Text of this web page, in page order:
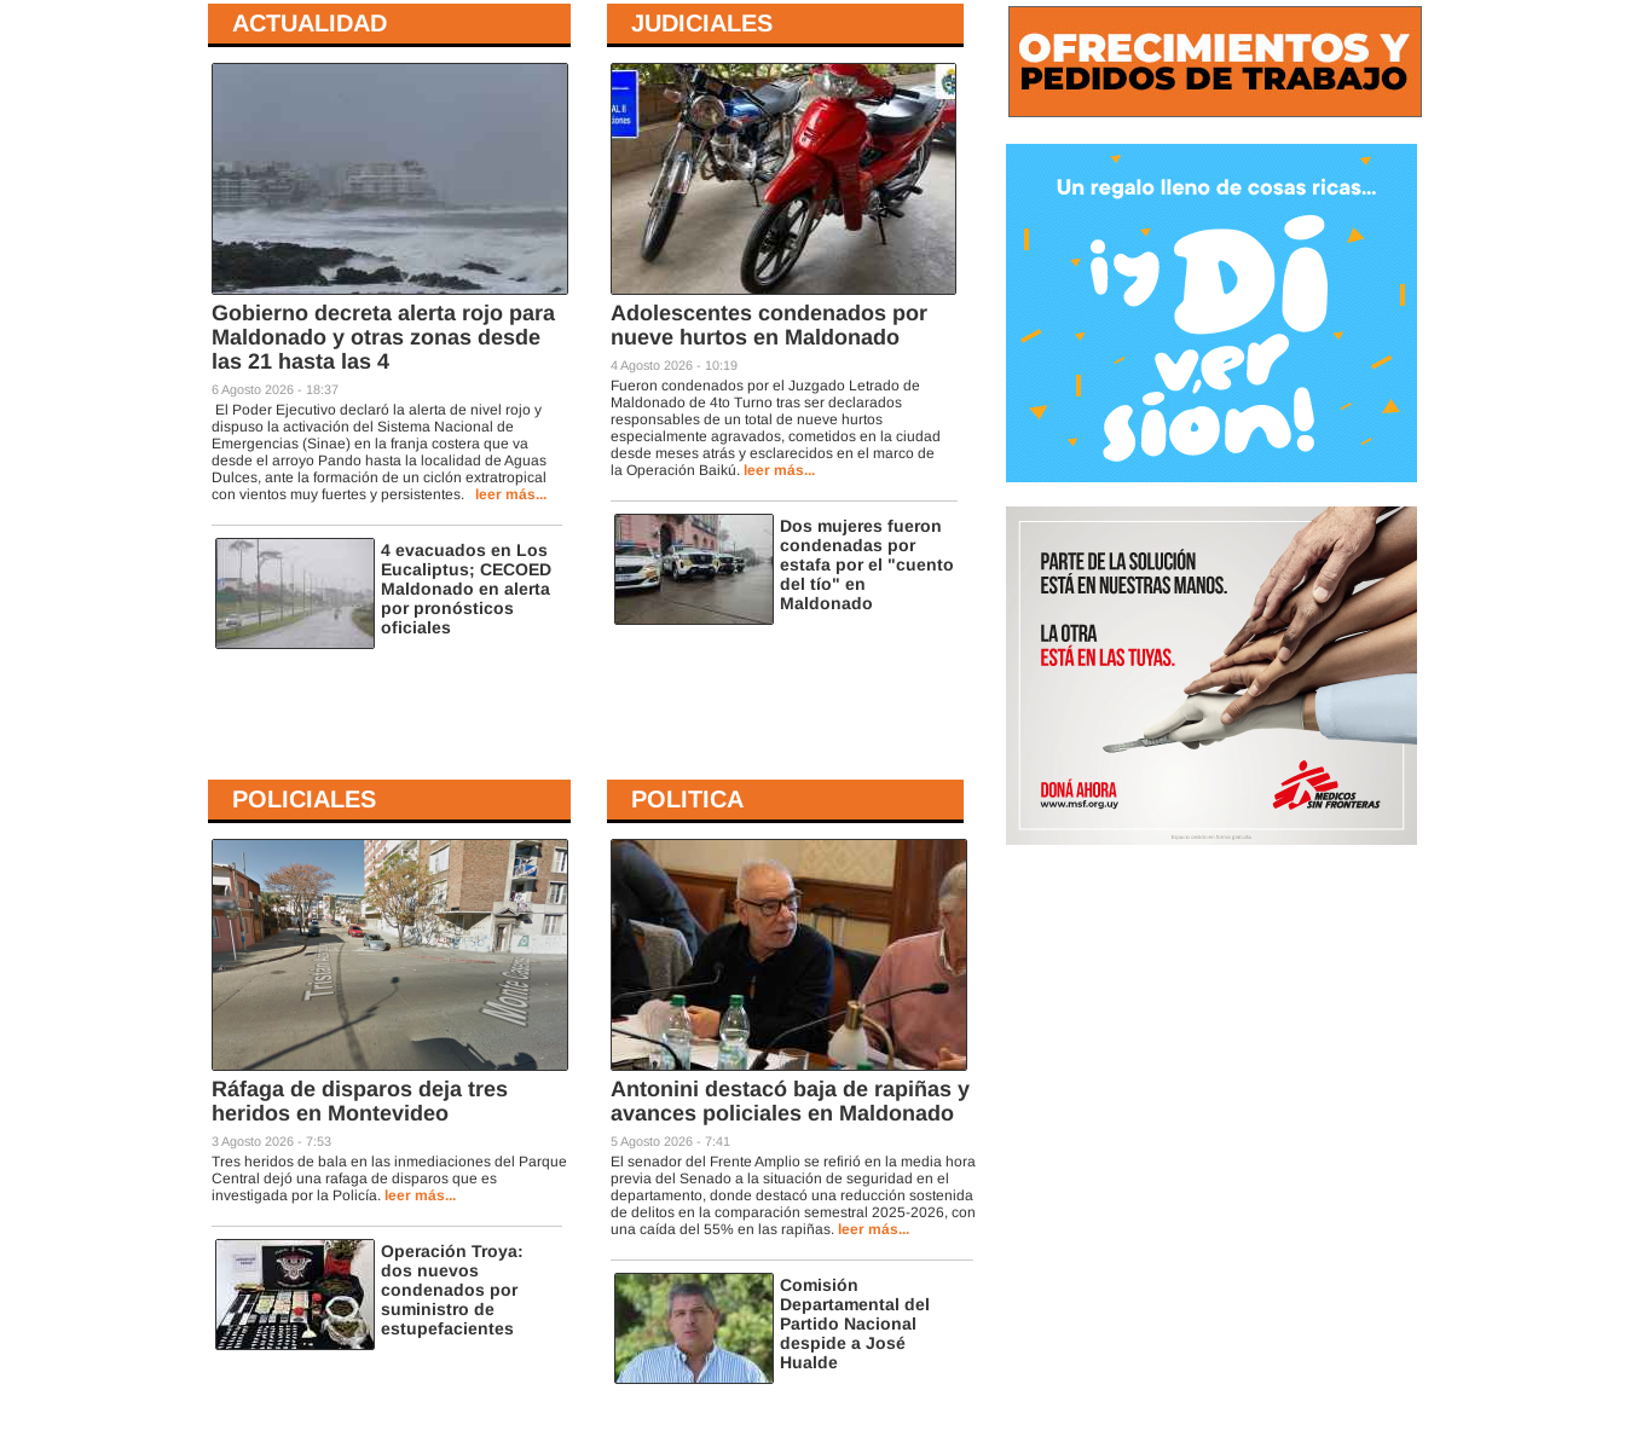
ACTUALIDAD
Gobierno decreta alerta rojo para
Maldonado y otras zonas desde
las 21 hasta las 4
6 Agosto 2026 - 18:37
El Poder Ejecutivo declaró la alerta de nivel rojo y
dispuso la activación del Sistema Nacional de
Emergencias (Sinae) en la franja costera que va
desde el arroyo Pando hasta la localidad de Aguas
Dulces, ante la formación de un ciclón extratropical
con vientos muy fuertes y persistentes. leer más...
4 evacuados en Los
Eucaliptus; CECOED
Maldonado en alerta
por pronósticos
oficiales
JUDICIALES
Adolescentes condenados por
nueve hurtos en Maldonado
4 Agosto 2026 - 10:19
Fueron condenados por el Juzgado Letrado de
Maldonado de 4to Turno tras ser declarados
responsables de un total de nueve hurtos
especialmente agravados, cometidos en la ciudad
desde meses atrás y esclarecidos en el marco de
la Operación Baikú. leer más...
Dos mujeres fueron
condenadas por
estafa por el "cuento
del tío" en
Maldonado
POLICIALES
Ráfaga de disparos deja tres
heridos en Montevideo
3 Agosto 2026 - 7:53
Tres heridos de bala en las inmediaciones del Parque
Central dejó una rafaga de disparos que es
investigada por la Policía. leer más...
Operación Troya:
dos nuevos
condenados por
suministro de
estupefacientes
POLITICA
Antonini destacó baja de rapiñas y
avances policiales en Maldonado
5 Agosto 2026 - 7:41
El senador del Frente Amplio se refirió en la media hora
previa del Senado a la situación de seguridad en el
departamento, donde destacó una reducción sostenida
de delitos en la comparación semestral 2025-2026, con
una caída del 55% en las rapiñas. leer más...
Comisión
Departamental del
Partido Nacional
despide a José
Hualde